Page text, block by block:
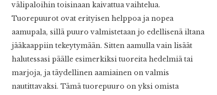
välipaloihin toisinaan kaivattua vaihtelua.
Tuorepuurot ovat erityisen helppoa ja nopea
aamupala, sillä puuro valmistetaan jo edellisenä iltana
jääkaappiin tekeytymään. Sitten aamulla vain lisäät
halutessasi päälle esimerkiksi tuoreita hedelmiä tai
marjoja, ja täydellinen aamiainen on valmis
nautittavaksi. Tämä tuorepuuro on yksi omista